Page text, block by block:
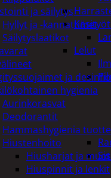
Lelut
ja säilytys
Hyllyt ja -kannattimet
Säilytyslaatikot
ja
hygienia
Aurinkorasvat
Deodorantit
Hammashygienia
Hiustenhoito
Hiusharjat ja
Hiuspinnit ja lenkit